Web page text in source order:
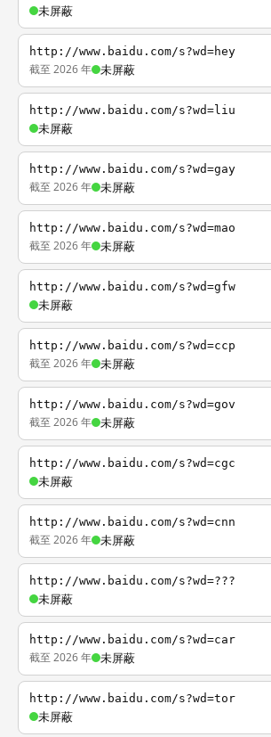
未屏蔽
http://www.baidu.com/s?wd=hey
截至 2026 年 未屏蔽
http://www.baidu.com/s?wd=liu
未屏蔽
http://www.baidu.com/s?wd=gay
截至 2026 年 未屏蔽
http://www.baidu.com/s?wd=mao
截至 2026 年 未屏蔽
http://www.baidu.com/s?wd=gfw
未屏蔽
http://www.baidu.com/s?wd=ccp
截至 2026 年 未屏蔽
http://www.baidu.com/s?wd=gov
截至 2026 年 未屏蔽
http://www.baidu.com/s?wd=cgc
未屏蔽
http://www.baidu.com/s?wd=cnn
截至 2026 年 未屏蔽
http://www.baidu.com/s?wd=???
未屏蔽
http://www.baidu.com/s?wd=car
截至 2026 年 未屏蔽
http://www.baidu.com/s?wd=tor
未屏蔽